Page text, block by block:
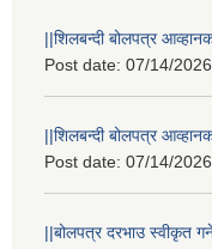
||शिलबन्दी बोलपत्र
Post date: 07/14/
||शिलबन्दी बोलपत्र
Post date: 07/14/
||बोलपत्र दरभाउ स्वीकृत